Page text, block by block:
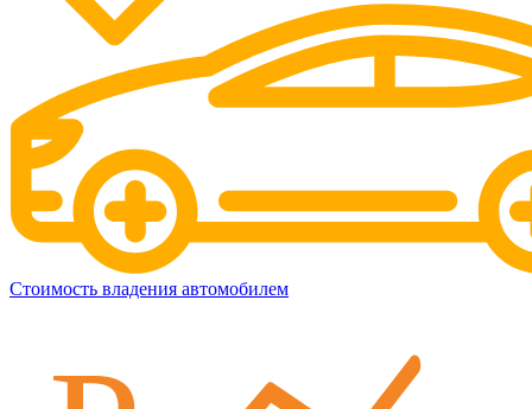
Стоимость владения автомобилем